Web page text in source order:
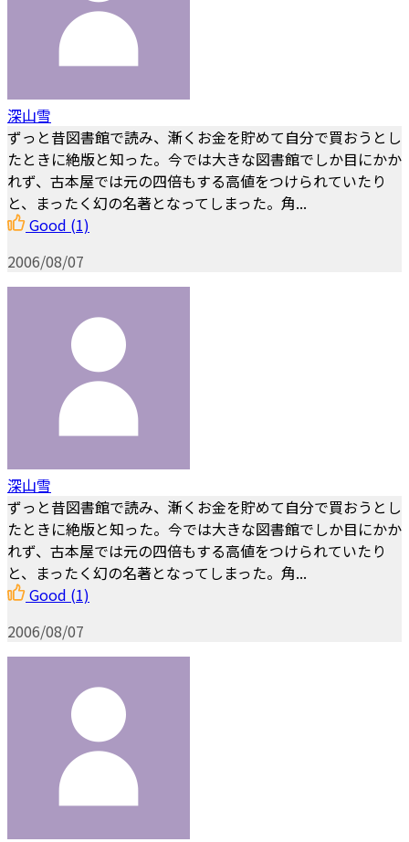
深山雪
ずっと昔図書館で読み、漸くお金を貯めて自分で買おうとし
たときに絶版と知った。今では大きな図書館でしか目にかか
れず、古本屋では元の四倍もする高値をつけられていたり
と、まったく幻の名著となってしまった。角...
Good (1)
2006/08/07
深山雪
ずっと昔図書館で読み、漸くお金を貯めて自分で買おうとし
たときに絶版と知った。今では大きな図書館でしか目にかか
れず、古本屋では元の四倍もする高値をつけられていたり
と、まったく幻の名著となってしまった。角...
Good (1)
2006/08/07